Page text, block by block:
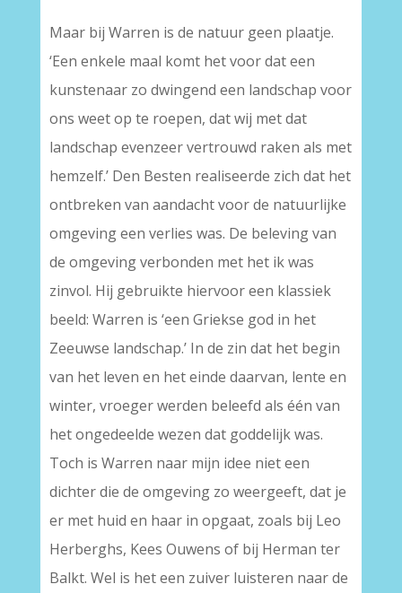
Maar bij Warren is de natuur geen plaatje.
‘Een enkele maal komt het voor dat een
kunstenaar zo dwingend een landschap voor
ons weet op te roepen, dat wij met dat
landschap evenzeer vertrouwd raken als met
hemzelf.’ Den Besten realiseerde zich dat het
ontbreken van aandacht voor de natuurlijke
omgeving een verlies was. De beleving van
de omgeving verbonden met het ik was
zinvol. Hij gebruikte hiervoor een klassiek
beeld: Warren is ‘een Griekse god in het
Zeeuwse landschap.’ In de zin dat het begin
van het leven en het einde daarvan, lente en
winter, vroeger werden beleefd als één van
het ongedeelde wezen dat goddelijk was.
Toch is Warren naar mijn idee niet een
dichter die de omgeving zo weergeeft, dat je
er met huid en haar in opgaat, zoals bij Leo
Herberghs, Kees Ouwens of bij Herman ter
Balkt. Wel is het een zuiver luisteren naar de